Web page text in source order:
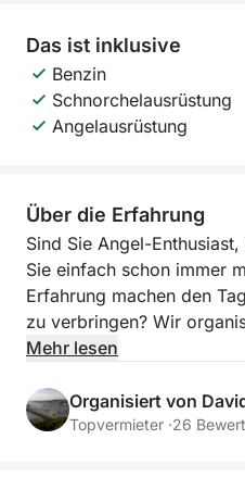
Das ist inklusive
Benzin
Schnorchelausrüstung
Angelausrüstung
Über die Erfahrung
Sind Sie Angel-Enthusiast, Profiangler oder wollten
Sie einfach schon immer
Erfahrung machen den Tag
zu verbringen? Wir
Angeltouren für
unterwegs sind: wir kümmern uns darum eine
Gruppe zu bilden!
Mehr lesen
Organisiert von
Topvermieter ·26